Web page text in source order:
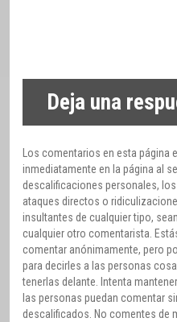
Deja una
Los comentarios en esta página
inmediatamente en la página al
descalificaciones personales,
ataques directos o
insultantes de cualquier tipo,
cualquier otro comentarista.
comentar anónimamente, pero
para decirles a las personas
tenerlas delante. Intenta
las personas puedan comentar
descalificados. No comentes de